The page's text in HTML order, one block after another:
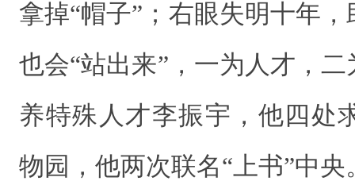
拿掉“帽子”；右眼失明十年
也会“站出来”，一为人才，
养特殊人才李振宇，他四处
物园，他两次联名“上书”中央